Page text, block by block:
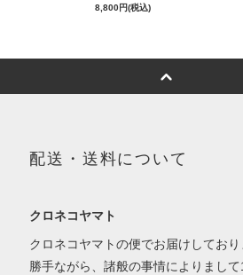
8,800円(税込)
配送・送料について
クロネコヤマト
クロネコヤマトの便でお届けしており
勝手ながら、諸般の事情によりまして